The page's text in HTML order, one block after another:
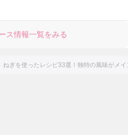
ス情報一覧をみる
ねぎを使ったレシピ33選！独特の風味がメ